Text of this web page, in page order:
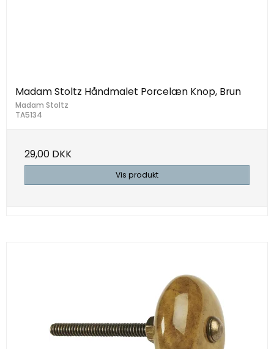
Madam Stoltz Håndmalet Porcelæn Knop, Brun
Madam Stoltz
TA5134
29,00 DKK
Vis produkt